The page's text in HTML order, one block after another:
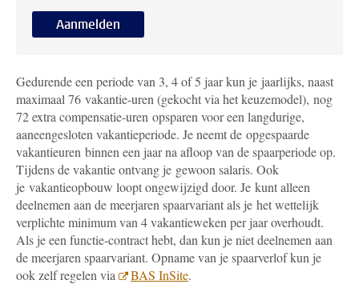
Aanmelden
Gedurende een periode van 3, 4 of 5 jaar kun je jaarlijks, naast
maximaal 76 vakantie-uren (gekocht via het keuzemodel), nog
72 extra compensatie-uren opsparen voor een langdurige,
aaneengesloten vakantieperiode. Je neemt de opgespaarde
vakantieuren binnen een jaar na afloop van de spaarperiode op.
Tijdens de vakantie ontvang je gewoon salaris. Ook
je vakantieopbouw loopt ongewijzigd door. Je kunt alleen
deelnemen aan de meerjaren spaarvariant als je het wettelijk
verplichte minimum van 4 vakantieweken per jaar overhoudt.
Als je een functie-contract hebt, dan kun je niet deelnemen aan
de meerjaren spaarvariant. Opname van je spaarverlof kun je
ook zelf regelen via
BAS InSite.